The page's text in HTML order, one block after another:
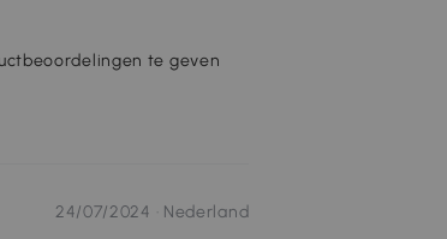
te geven
24/07/2024 · Nederland